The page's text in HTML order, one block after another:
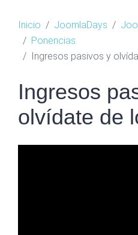
Inicio JoomlaDays
Ponencias
Ingresos pasivos y
Ingresos
olvídate de